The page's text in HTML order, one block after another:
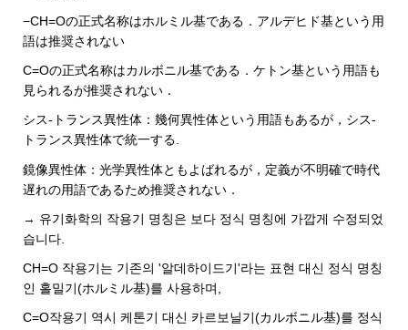
−CH=Oの正式名称はホルミル基である．アルデヒド基という用
語は推奨されない
C=Oの正式名称はカルボニル基である．ケトン基という用語も
見られるが推奨されない．
シス-トランス異性体：幾何異性体という用語もあるが，シス-
トランス異性体で統一する.
鏡像異性体：光学異性体ともよばれるが，定義が不明確で時代
遅れの用語であるため推奨されない．
→ 유기화학의 작용기 명칭은 보다 정식 명칭에 가깝게 수정되었
습니다.
CH=O 작용기는 기존의 '알데하이드기'라는 표현 대신 정식 명칭
인 홀밀기(ホルミル基)를 사용하며,
C=O작용기 역시 케톤기 대신 카르보닐기(カルボニル基)를 정식